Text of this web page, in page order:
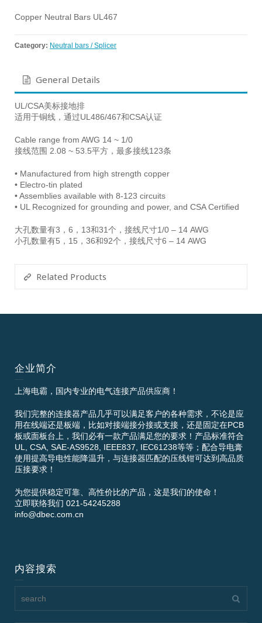
Copper Neutral Bars UL467
Category: Neutral bars / Splicer
General Details
UL/CSA美标接地排
适用于铜线，通过UL486/467和CSA认证
Cable range from AWG 14 ~ 1/0
接线范围 2.08 ~ 53.5平方，最多接线123条
• Manufactured from high strength copper
• Electro-tin plated
• Assemblies available with 8-123 circuits
• UL Recognized for grounding and power, and CSA Certified
大孔数量有3，6，13和31个，接线尺寸1/0 – 14 AWG
小孔数量有5，15，36和92个，接线尺寸6 – 14 AWG
Related Products
企业简介
上海电霸，国内专业的电气连接产品供应商！
我们完整的连接器产品几乎可以满足客户的各种需求，不论是应
用在线端还是板端，比如对接端接分接或支接，还是固定在PCB
板或面板台上，我们必有一款产品满足您的要求！产品标准符合
UL, CSA, SAE-AS9528, IEEE837, IEC61238等等；配合导电膏
使用提高导电性能降温升，与连接器匹配的压线钳可达到高品质
压接要求！
为您提供稳定可靠、高性价比的产品，这是我们的使命！
立即联络我们 021-54245288
info@dbec.com.cn
内容搜索